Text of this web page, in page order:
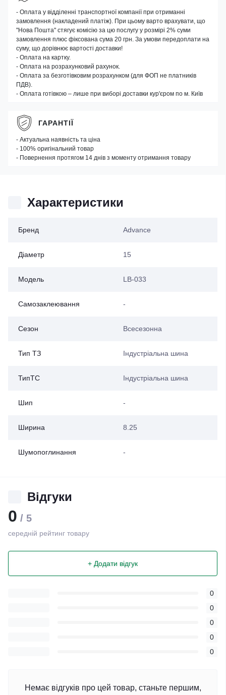
Характеристики
Бренд Advance
Діаметр 15
Модель LB-033
Самозаклеювання -
Сезон Всесезонна
Тип ТЗ Індустріальна шина
ТипТС Індустріальна шина
Шип -
Ширина 8.25
Шумопоглинання -
Відгуки
0 / 5
середній рейтинг товару
+ Додати відгук
0
0
0
0
0
Немає відгуків про цей товар, станьте першим,
- Оплата у відділенні транспортної компанії при отриманні
замовлення (накладений платіж). При цьому варто врахувати, що
"Нова Пошта" стягує комісію за цю послугу у розмірі 2% суми
замовлення плюс фіксована сума 20 грн. За умови передоплати на
суму, що дорівнює вартості доставки!
- Оплата на картку.
- Оплата на розрахунковий рахунок.
- Оплата за безготівковим розрахунком (для ФОП не платників
ПДВ).
- Оплата готівкою – лише при виборі доставки кур'єром по м. Київ
ГАРАНТІЇ
- Актуальна наявність та ціна
- 100% оригінальний товар
- Повернення протягом 14 днів з моменту отримання товару